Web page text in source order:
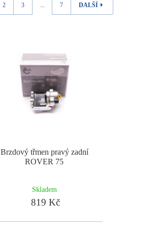
2 3 ... 7 DALŠÍ
Brzdový třmen pravý zadní
ROVER 75
Skladem
819 Kč